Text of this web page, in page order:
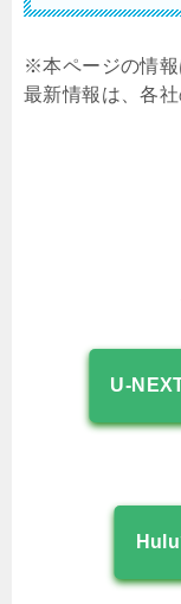
※本ページの情報
最新情報は、各
U-